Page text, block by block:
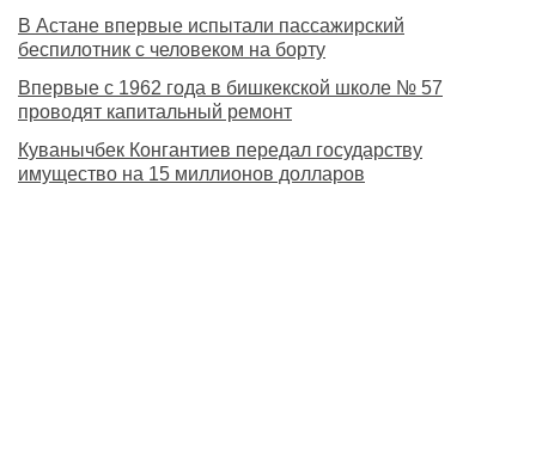
В Астане впервые испытали пассажирский
беспилотник с человеком на борту
Впервые с 1962 года в бишкекской школе № 57
проводят капитальный ремонт
Куванычбек Конгантиев передал государству
имущество на 15 миллионов долларов